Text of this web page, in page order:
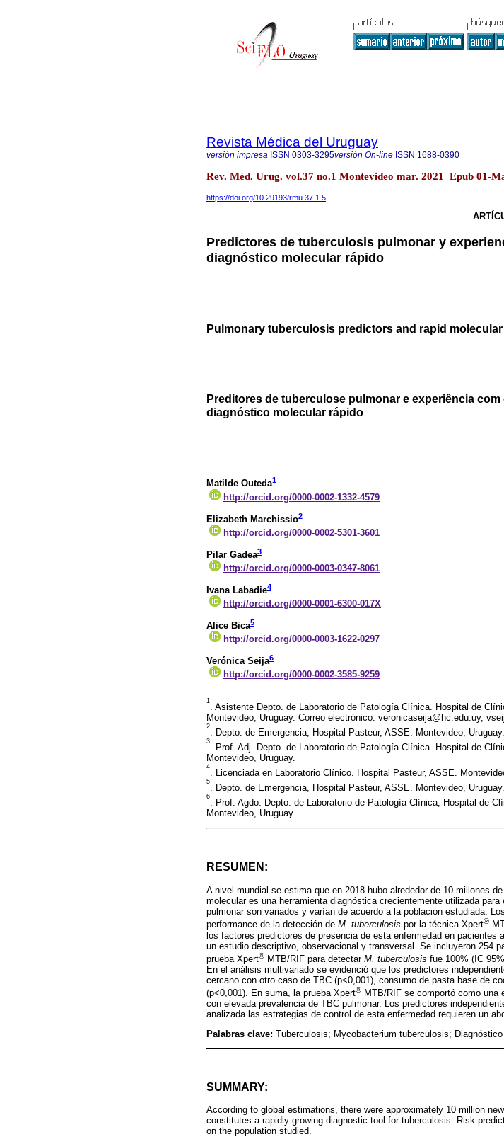
Revista Médica del Uruguay
versión impresa ISSN 0303-3295versión On-line ISSN 1688-0390
Rev. Méd. Urug. vol.37 no.1 Montevideo mar. 2021 Epub 01-
https://doi.org/10.29193/rmu.37.1.5
Predictores de tuberculosis pulmonar y
diagnóstico molecular rápido
Pulmonary tuberculosis predictors and rapid
Preditores de tuberculose pulmonar e experiência com
diagnóstico molecular rápido
Matilde Outeda1
http://orcid.org/0000-0002-1332-4579
Elizabeth Marchissio2
http://orcid.org/0000-0002-5301-3601
Pilar Gadea3
http://orcid.org/0000-0003-0347-8061
Ivana Labadie4
http://orcid.org/0000-0001-6300-017X
Alice Bica5
http://orcid.org/0000-0003-1622-0297
Verónica Seija6
http://orcid.org/0000-0002-3585-9259
1
. Asistente Depto. de Laboratorio de Patología Clínica. Hospital de
Montevideo, Uruguay. Correo electrónico: veronicaseija@hc.edu.uy,
2
. Depto. de Emergencia, Hospital Pasteur, ASSE. Montevideo, Uruguay.
3
. Prof. Adj. Depto. de Laboratorio de Patología Clínica. Hospital de
Montevideo, Uruguay.
4
. Licenciada en Laboratorio Clínico. Hospital Pasteur, ASSE.
5
. Depto. de Emergencia, Hospital Pasteur, ASSE. Montevideo, Uruguay.
6
. Prof. Agdo. Depto. de Laboratorio de Patología Clínica, Hospital de
Montevideo, Uruguay.
RESUMEN:
A nivel mundial se estima que en 2018 hubo alrededor de 10 millones
molecular es una herramienta diagnóstica crecientemente utilizada
pulmonar son variados y varían de acuerdo a la población estudiada.
performance de la detección de M. tuberculosis por la técnica Xpert®
los factores predictores de presencia de esta enfermedad en
un estudio descriptivo, observacional y transversal. Se incluyeron 254
prueba Xpert® MTB/RIF para detectar M. tuberculosis fue 100% (IC
En el análisis multivariado se evidenció que los predictores
cercano con otro caso de TBC (p<0,001), consumo de pasta base de
(p<0,001). En suma, la prueba Xpert® MTB/RIF se comportó como una
con elevada prevalencia de TBC pulmonar. Los predictores
analizada las estrategias de control de esta enfermedad requieren un
Palabras clave: Tuberculosis; Mycobacterium tuberculosis;
SUMMARY:
According to global estimations, there were approximately 10 million
constitutes a rapidly growing diagnostic tool for tuberculosis. Risk
on the population studied.